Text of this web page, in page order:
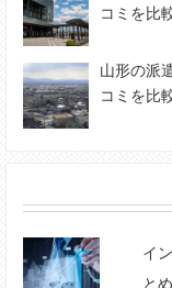
コミを比
山形の派
コミを比
イ
と